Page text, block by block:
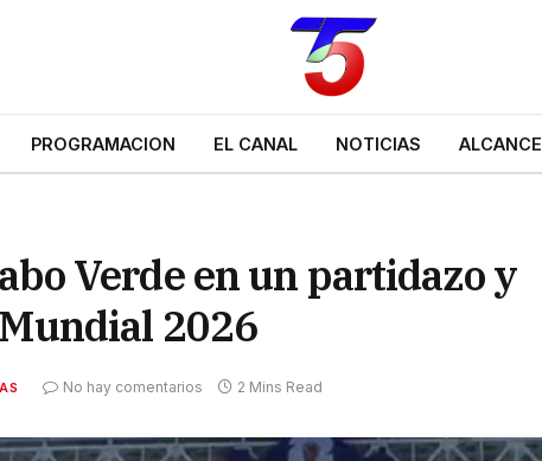
PROGRAMACION EL CANAL NOTICIAS ALCANCE
Verde en un partidazo y
2026
No hay comentarios 2 Mins Read